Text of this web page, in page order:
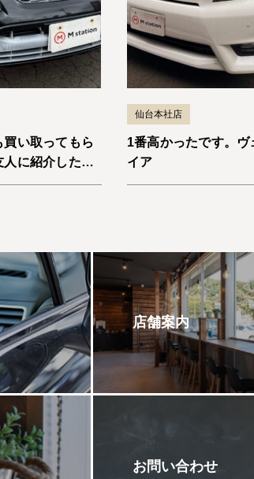
い取ってもら
人に紹介したい
エスケープ
仙台本社店
1番高かったです。ヴ
イア
店舗案内
お問い合わせ